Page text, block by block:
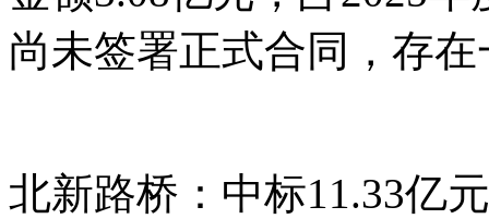
尚未签署正式合同，存
北新路桥：中标11.33亿